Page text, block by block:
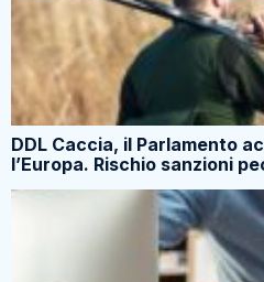
DDL Caccia, il Parlamento
l’Europa. Rischio sanzioni